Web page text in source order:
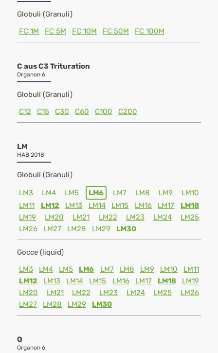
Globuli (Granuli)
FC 1M
FC 5M FC 10M FC 50M FC 100M
C aus C3 Trituration
Organon 6
Globuli (Granuli)
C12
C15 C30 C60 C100 C200
LM
HAB 2018
Globuli (Granuli)
LM3 LM4 LM5 LM6 LM7 LM8 LM9
LM10
LM11
LM12 LM13 LM14 LM15 LM16 LM17
LM18
LM19
LM20 LM21 LM22 LM23 LM24
LM25
LM26
LM27 LM28 LM29 LM30
Gocce (liquid)
LM3
LM4 LM5 LM6 LM7 LM8 LM9 LM10
LM11
LM12
LM13 LM14 LM15 LM16 LM17 LM18
LM19
LM20
LM21 LM22 LM23 LM24 LM25
LM26
LM27
LM28 LM29 LM30
Q
Organon 6